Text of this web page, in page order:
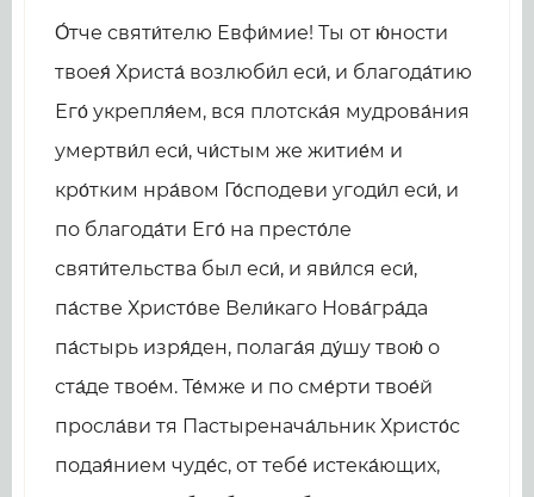
О́тче святи́телю Евфи́мие! Ты от ю́ности
твоея́ Христа́ возлюби́л еси́, и благода́тию
Его́ укрепля́ем, вся плотска́я мудрова́ния
умертви́л еси́, чи́стым же житие́м и
кро́тким нра́вом Го́сподеви угоди́л еси́, и
по благода́ти Его́ на престо́ле
святи́тельства был еси́, и яви́лся еси́,
па́стве Христо́ве Вели́каго Нова́гра́да
па́стырь изря́ден, полага́я ду́шу твою́ о
ста́де твое́м. Те́мже и по сме́рти твое́й
просла́ви тя Пастыренача́льник Христо́с
подая́нием чуде́с, от тебе́ истека́ющих,